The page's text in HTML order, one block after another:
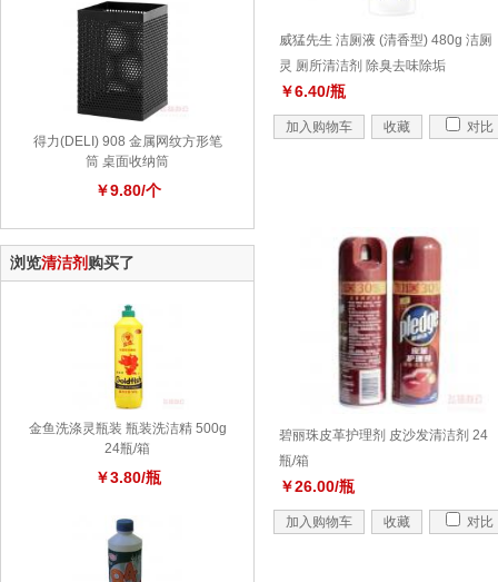
得力(DELI) 908 金属网纹方形笔
筒 桌面收纳筒
￥9.80/个
浏览清洁剂 购买了
金鱼洗涤灵瓶装 瓶装洗洁精 500g
24瓶/箱
￥3.80/瓶
威猛先生 洁厕液 (清香型) 480g 洁厕
灵 厕所清洁剂 除臭去味除垢
￥6.40/瓶
加入购物车 收藏 对比
碧丽珠皮革护理剂 皮沙发清洁剂 24
瓶/箱
￥26.00/瓶
加入购物车 收藏 对比